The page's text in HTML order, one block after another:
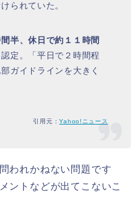
けられていた。
半、休日で約１１時間
認定。「平日で２時間程
ガイドラインを大きく
引用元：Yahoo!ニュース
われかねない問題です
ントなどが出てこないこ